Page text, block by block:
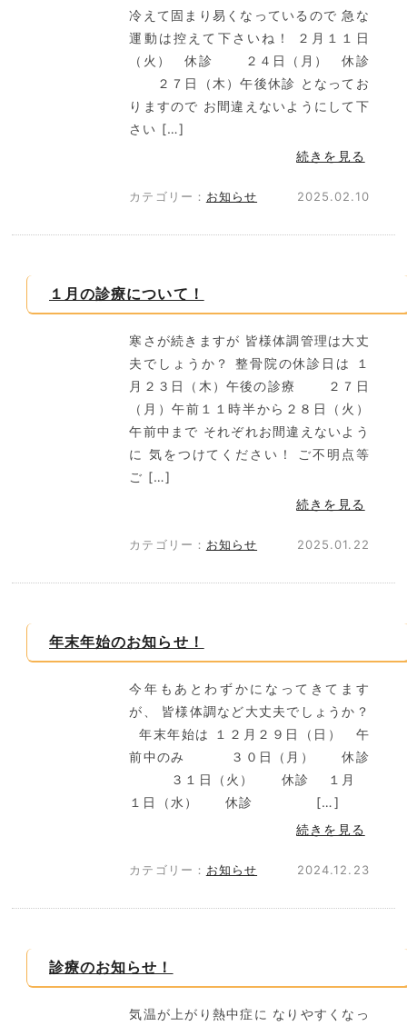
冷えて固まり易くなっているので 急な
運動は控えて下さいね！ ２月１１日
（火） 休診 ２４日（月） 休診
２７日（木）午後休診 となってお
りますので お間違えないようにして下
さい […]
続きを見る
2025.02.10
カテゴリー： お知らせ
１月の診療について！
寒さが続きますが 皆様体調管理は大丈
夫でしょうか？ 整骨院の休診日は １
月２３日（木）午後の診療 ２７日
（月）午前１１時半から２８日（火）
午前中まで それぞれお間違えないよう
に 気をつけてください！ ご不明点等
ご […]
続きを見る
2025.01.22
カテゴリー： お知らせ
年末年始のお知らせ！
今年もあとわずかになってきてます
が、 皆様体調など大丈夫でしょうか？
年末年始は １２月２９日（日） 午
前中のみ ３０日（月） 休診
３１日（火） 休診 １月
１日（水） 休診 […]
続きを見る
2024.12.23
カテゴリー： お知らせ
診療のお知らせ！
気温が上がり熱中症に なりやすくなっ